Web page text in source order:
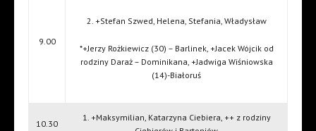
9.00
2. +Stefan Szwed, Helena, Stefania, Władysław
*+Jerzy Rożkiewicz (30) – Barlinek, +Jacek Wójcik od
rodziny Daraż – Dominikana, +Jadwiga Wiśniowska
(14)-Białoruś
10.30
1. +Maksymilian, Katarzyna Ciebiera, ++ z rodziny